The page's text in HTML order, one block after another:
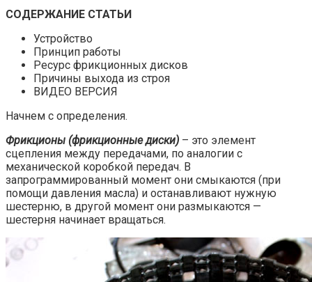
СОДЕРЖАНИЕ СТАТЬИ
Устройство
Принцип работы
Ресурс фрикционных дисков
Причины выхода из строя
ВИДЕО ВЕРСИЯ
Начнем с определения.
Фрикционы (фрикционные диски) – это элемент
сцепления между передачами, по аналогии с
механической коробкой передач. В
запрограммированный момент они смыкаются (при
помощи давления масла) и останавливают нужную
шестерню, в другой момент они размыкаются —
шестерня начинает вращаться.